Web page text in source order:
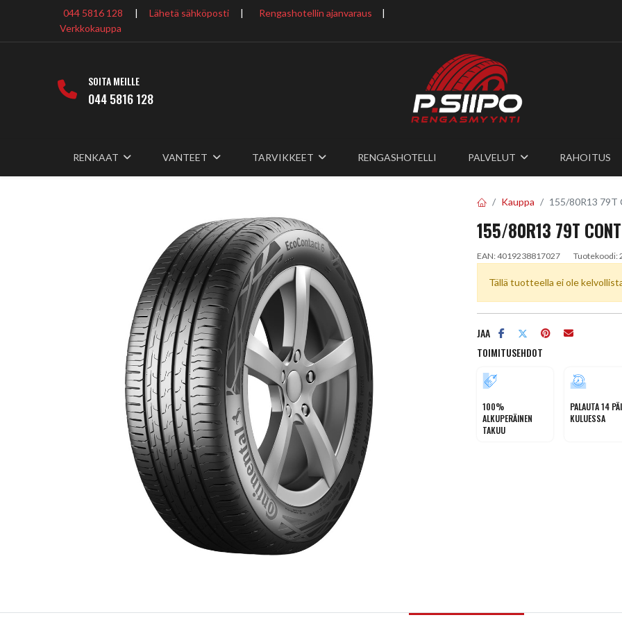
044 5816 128 | Lähetä sähköposti | Rengashotellin ajanvaraus
​ |
Verkkokauppa
SOITA MEILLE
044 5816 128
RENKAAT VANTEET TARVIKKEET RENGASHOTELLI PALVELUT RAHOITUS
Kauppa 155/80R13 79T
155/80R13 79T
EAN:4019238817027 Tuotekoodi:
Tällä tuotteella ei ole
JAA
TOIMITUSEHDOT
100%
ALKUPERÄINEN
TAKUU
PALAUTA 14
KULUESSA